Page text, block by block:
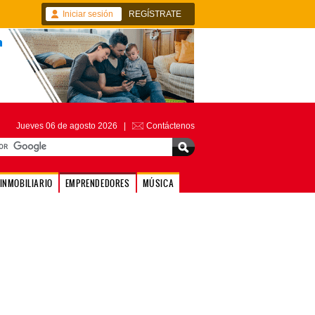
Iniciar sesión REGÍSTRATE
Jueves 06 de agosto 2026 | Contáctenos
INMOBILIARIO EMPRENDEDORES MÚSICA